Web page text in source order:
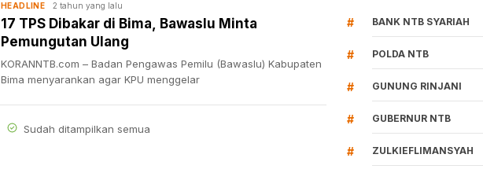
HEADLINE 2 tahun yang lalu
17 TPS Dibakar di Bima, Bawaslu Minta
Pemungutan Ulang
KORANNTB.com – Badan Pengawas Pemilu (Bawaslu) Kabupaten
Bima menyarankan agar KPU menggelar
Sudah ditampilkan semua
# BANK NTB SYARIAH
# POLDA NTB
# GUNUNG RINJANI
# GUBERNUR NTB
# ZULKIEFLIMANSYAH